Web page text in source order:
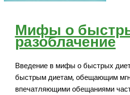
Мифы о
разоблачение
Введение в мифы о быстрых
быстрым диетам, обещающим
впечатляющими обещаниями